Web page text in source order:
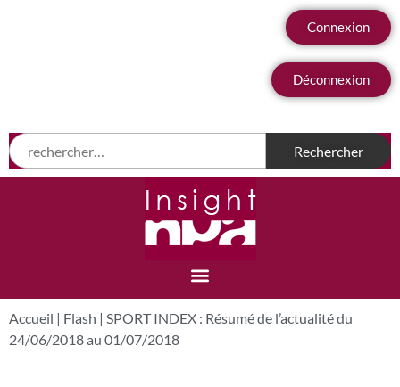
Connexion
Déconnexion
Accueil | Flash | SPORT INDEX : Résumé de l’actualité du
24/06/2018 au 01/07/2018